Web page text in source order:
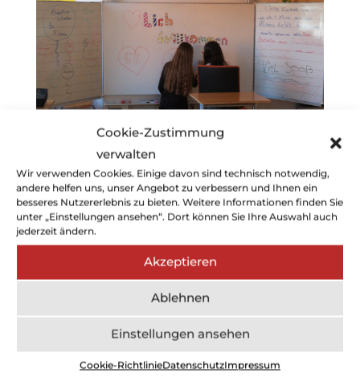
Cookie-Zustimmung
verwalten
Wir verwenden Cookies. Einige davon sind technisch notwendig,
andere helfen uns, unser Angebot zu verbessern und Ihnen ein
besseres Nutzererlebnis zu bieten. Weitere Informationen finden Sie
unter „Einstellungen ansehen“. Dort können Sie Ihre Auswahl auch
jederzeit ändern.
Akzeptieren
Ablehnen
Einstellungen ansehen
Cookie-RichtlinieDatenschutzImpressum